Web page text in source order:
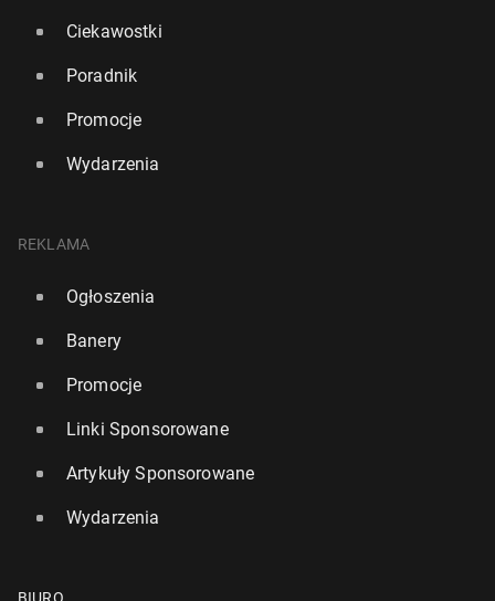
Ciekawostki
Poradnik
Promocje
Wydarzenia
REKLAMA
Ogłoszenia
Banery
Promocje
Linki Sponsorowane
Artykuły Sponsorowane
Wydarzenia